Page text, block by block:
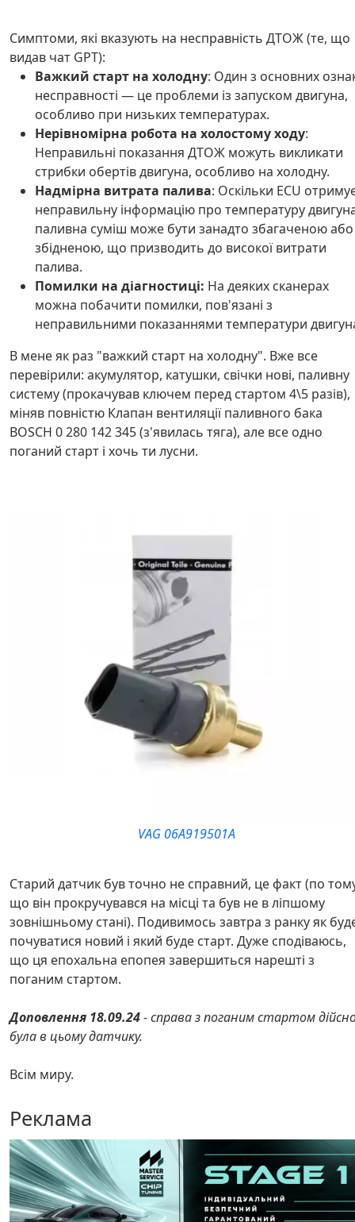
Симптоми, які вказують на несправність ДТОЖ (те, що
видав чат GPT):
Важкий старт на холодну: Один з основних
несправності — це проблеми із запуском двигуна,
особливо при низьких температурах.
Нерівномірна робота на холостому ходу:
Неправильні показання ДТОЖ можуть викликати
стрибки обертів двигуна, особливо на холодну.
Надмірна витрата палива: Оскільки ECU
неправильну інформацію про температуру
паливна суміш може бути занадто збагаченою або
збідненою, що призводить до високої витрати
палива.
Помилки на діагностиці: На деяких сканерах
можна побачити помилки, пов'язані з
неправильними показаннями температури
В мене як раз "важкий старт на холодну". Вже все
перевірили: акумулятор, катушки, свічки нові, паливну
систему (прокачував ключем перед стартом 4\5 разів),
міняв повністю Клапан вентиляції паливного бака
BOSCH 0 280 142 345 (з'явилась тяга), але все одно
поганий старт і хочь ти лусни.
VAG 06A919501A
Старий датчик був точно не справний, це факт (по
що він прокручувався на місці та був не в ліпшому
зовнішньому стані). Подивимось завтра з ранку як
почуватися новий і який буде старт. Дуже сподіваюсь,
що ця епохальна епопея завершиться нарешті з
поганим стартом.
Доповлення 18.09.24- справа з поганим стартом
була в цьому датчику.
Всім миру.
Реклама